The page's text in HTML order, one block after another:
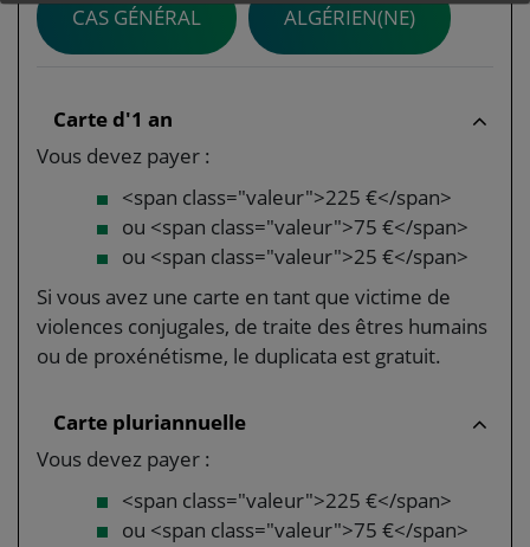
CAS GÉNÉRAL ALGÉRIEN(NE)
Carte d'1 an
Vous devez payer :
<span class="valeur">225 €</span>
ou <span class="valeur">75 €</span>
ou <span class="valeur">25 €</span>
Si vous avez une carte en tant que victime de
violences conjugales, de traite des êtres humains
ou de proxénétisme, le duplicata est gratuit.
Carte pluriannuelle
Vous devez payer :
<span class="valeur">225 €</span>
ou <span class="valeur">75 €</span>